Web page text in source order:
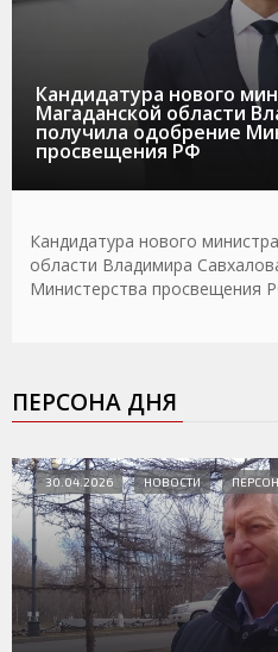
Кандидатура нового
Магаданской области
получила одобрение
просвещения РФ
Кандидатура нового
области Владимира
Министерства просвещения
ПЕРСОНА ДНЯ
30.04.2026 НОВОСТИ